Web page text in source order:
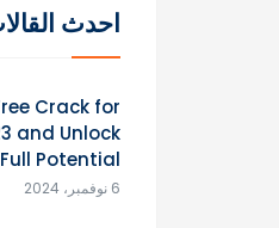
احدث
Crack for
and Unlock
Potential
6 نوفمبر، 2024